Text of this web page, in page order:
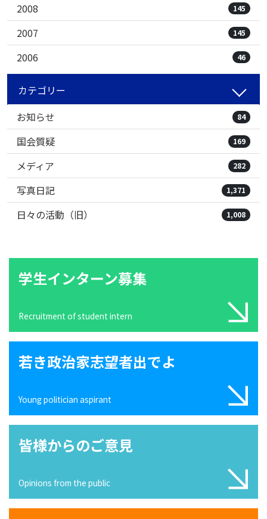
2008 145
2007 145
2006 46
カテゴリー
お知らせ
84
国会質疑 169
メディア 282
写真日記 1,371
日々の活動（旧） 1,008
学生インターン募集
Recruitment of student intern
若き政治家志望者出でよ
Young politician aspirant
皆様からのご意見
Opinions from the public